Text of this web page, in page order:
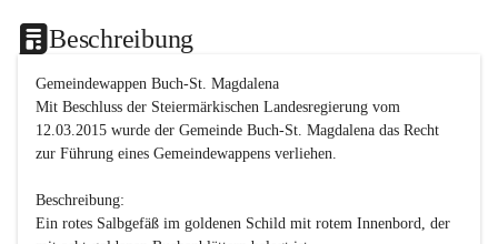
Beschreibung
Gemeindewappen Buch-St. Magdalena
Mit Beschluss der Steiermärkischen Landesregierung vom
12.03.2015 wurde der Gemeinde Buch-St. Magdalena das Recht
zur Führung eines Gemeindewappens verliehen.
Beschreibung:
Ein rotes Salbgefäß im goldenen Schild mit rotem Innenbord, der